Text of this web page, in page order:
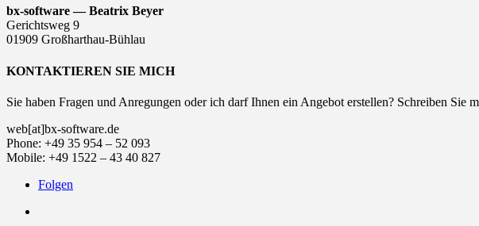
bx-software — Beatrix Beyer
Gerichtsweg 9
01909 Großharthau-Bühlau
KONTAKTIEREN SIE MICH
Sie haben Fragen und Anregungen oder ich darf Ihnen ein Angebot erstellen? Schreiben Sie
web[at]bx-software.de
Phone: +49 35 954 – 52 093
Mobile: +49 1522 – 43 40 827
Folgen